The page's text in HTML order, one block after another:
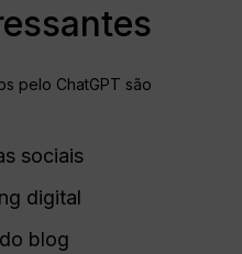
pelo ChatGPT são
sociais
digital
blog